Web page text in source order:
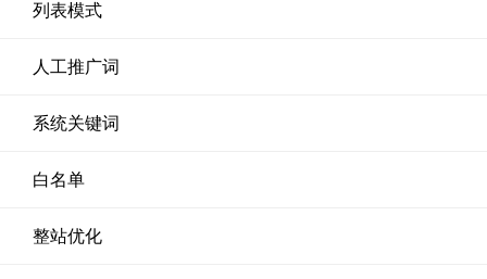
列表模式
人工推广词
系统关键词
白名单
整站优化